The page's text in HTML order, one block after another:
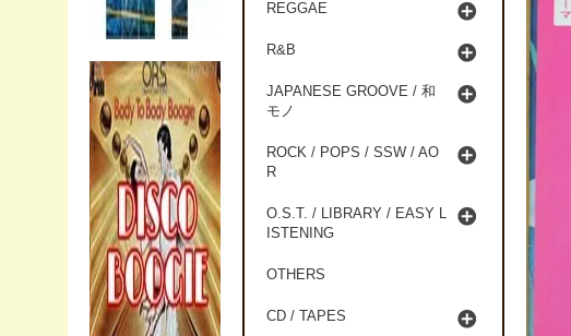
REGGAE
R&B
JAPANESE GROOVE / 和
モノ
ROCK / POPS / SSW / AO
R
O.S.T. / LIBRARY / EASY L
ISTENING
OTHERS
CD / TAPES